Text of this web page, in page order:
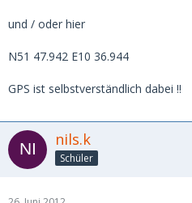
und / oder hier
N51 47.942 E10 36.944
GPS ist selbstverständlich dabei !!
nils.k
Schüler